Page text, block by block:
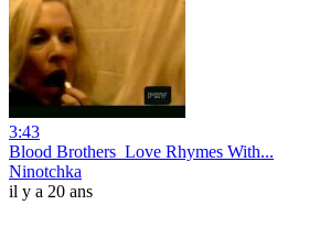
3:43
Blood Brothers_Love Rhymes With...
Ninotchka
il y a 20 ans